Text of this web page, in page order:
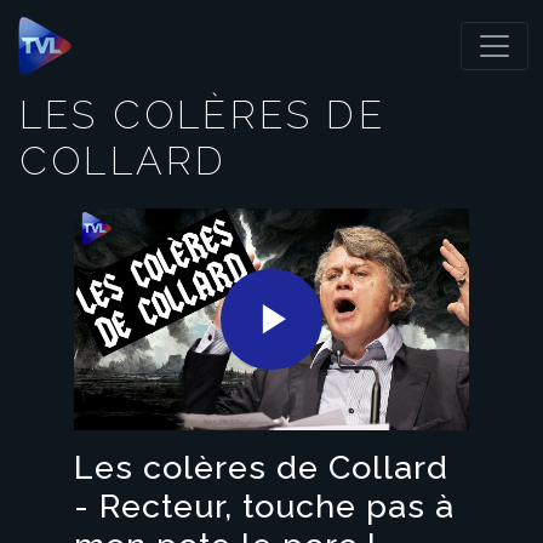
Panneau de gestion des cookies
LES COLÈRES DE
COLLARD
Play
Video
Les colères de Collard
- Recteur, touche pas à